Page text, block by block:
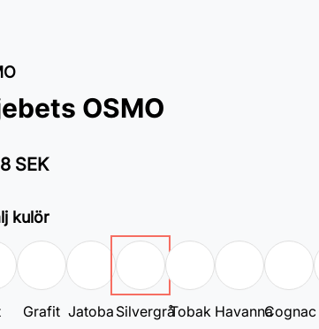
OSMO
SEK
kulör
Grafit Jatoba SilvergråTobak HavannaCognac